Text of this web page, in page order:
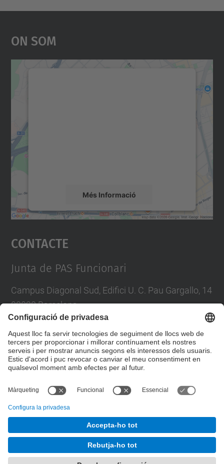
On Som
Més Informació
Accepta
powered by
Contacte
Junta de PAS Funcionari
Campus Diagonal Sud, Edifici U. C. Pau Gargallo, 14
08028 Barcelona
E-mail :junta.pasf@upc.edu
Formulari de contacte
Junta PAS Funcionari
Desenvolupat amb